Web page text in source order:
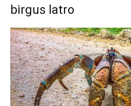
birgus latro